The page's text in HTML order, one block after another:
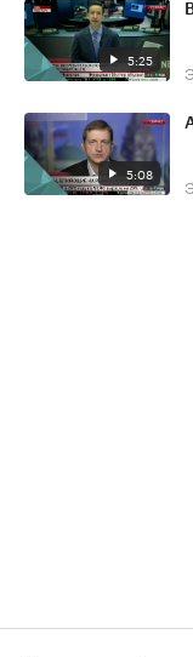
5:25
5:08